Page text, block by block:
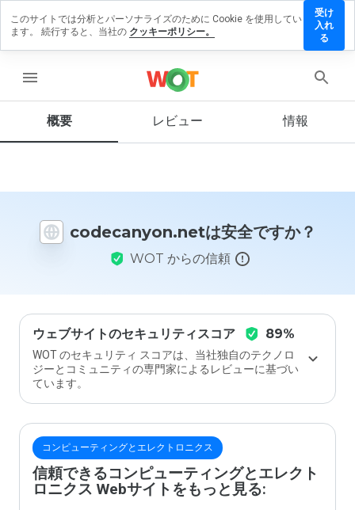
menu
概要 レビュー 情報
codecanyon.netは安全ですか？
WOT からの信頼
ウェブサイトのセキュリティスコア 89%
WOT のセキュリティ スコアは、当社独自のテクノロ
ジーとコミュニティの専門家によるレビューに基づい
ています。
コンピューティングとエレクトロニクス
信頼できるコンピューティングとエレクト
ロニクス Webサイトをもっと見る:
ューを
この
イト
価し
ます
か？
このサイトでは分析とパーソナライズのために Cookie を使用してい
ます。 続行すると、当社の クッキーポリシー。
受け
入れ
る